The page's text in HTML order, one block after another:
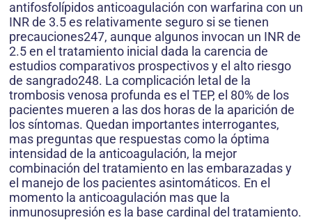
antifosfolípidos anticoagulación con warfarina con un
INR de 3.5 es relativamente seguro si se tienen
precauciones247, aunque algunos invocan un INR de
2.5 en el tratamiento inicial dada la carencia de
estudios comparativos prospectivos y el alto riesgo
de sangrado248. La complicación letal de la
trombosis venosa profunda es el TEP, el 80% de los
pacientes mueren a las dos horas de la aparición de
los síntomas. Quedan importantes interrogantes,
mas preguntas que respuestas como la óptima
intensidad de la anticoagulación, la mejor
combinación del tratamiento en las embarazadas y
el manejo de los pacientes asintomáticos. En el
momento la anticoagulación mas que la
inmunosupresión es la base cardinal del tratamiento.